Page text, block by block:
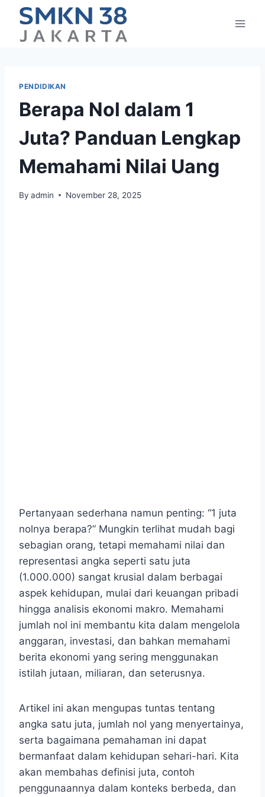
content
PENDIDIKAN
Berapa Nol dalam 1
Juta? Panduan Lengkap
Memahami Nilai Uang
By admin November 28, 2025
Pertanyaan sederhana namun penting: “1 juta
nolnya berapa?” Mungkin terlihat mudah bagi
sebagian orang, tetapi memahami nilai dan
representasi angka seperti satu juta
(1.000.000) sangat krusial dalam berbagai
aspek kehidupan, mulai dari keuangan pribadi
hingga analisis ekonomi makro. Memahami
jumlah nol ini membantu kita dalam mengelola
anggaran, investasi, dan bahkan memahami
berita ekonomi yang sering menggunakan
istilah jutaan, miliaran, dan seterusnya.
Artikel ini akan mengupas tuntas tentang
angka satu juta, jumlah nol yang menyertainya,
serta bagaimana pemahaman ini dapat
bermanfaat dalam kehidupan sehari-hari. Kita
akan membahas definisi juta, contoh
penggunaannya dalam konteks berbeda, dan